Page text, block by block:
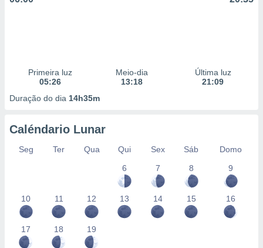
Primeira luz
05:26
Meio-dia
13:18
Última luz
21:09
Duração do dia 14h35m
Caléndario Lunar
Seg Ter Qua Qui Sex Sáb
Domo
6
7 8 9
10 11 12 13 14 15 16
17 18 19